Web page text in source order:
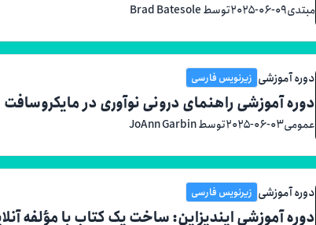
مبتدی۲۰۲۵-۰۶-۰۹توسط Brad Batesole
دوره آموزشی زیرنویس فارسی
دوره آموزشی راهنمای درونی نوآوری در مایکروسافت
عمومی۲۰۲۵-۰۶-۰۳توسط JoAnn Garbin
دوره آموزشی زیرنویس فارسی
دوره آموزشی ایندیزاین: ساخت یک کتاب با مؤلفه